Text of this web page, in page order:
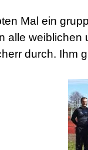
Mal ein
alle
durch. Ihm